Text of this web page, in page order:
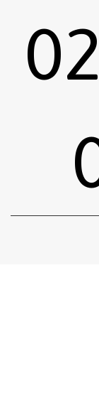
Sous-